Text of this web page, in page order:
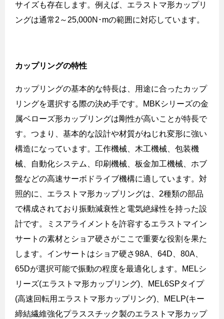
サイズも存在します。例えば、エラストマ形カップリ
ングは通常2 ～ 25,000N ･ mの範囲に対応しています。
カップリングの特性
カップリングの基本的な特長は、用途に合ったカップ
リングを選択する際の決め手です。
MBKシリーズの金
属ベローズ形カップリングは剛性が高いことが特長で
す。つまり、基本的な設計や材質がねじれ変形に強い
構造になっています。工作機械、木工機械、包装機
械、自動化システム、印刷機械、板金加工機械、ホブ
盤などの高速サーボドライブ機構に適しています。対
照的に、エラストマ形カップリングは、 2種類の部品
で構成されており振動減衰性と電気絶縁性を持った設
計です。ミスアライメントを許容するエラストマイン
サートの素材とショア硬さがここで重要な役割を果た
します。インサートはショア硬さ98A 64D 80A
65Dが選択可能で振動の程度を最適化します。 MELシ
リーズ(エラストマ形カップリング) MEL6SPタイプ
(高速回転用エラストマ形カップリング) MELP(キー
締結繊維強化プラススチック製のエラストマ形カップ